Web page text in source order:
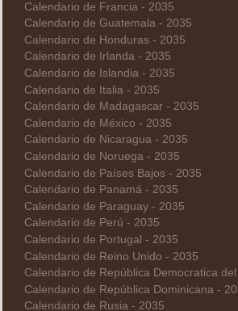
Calendario de Francia - 2035
Calendario de Guatemala - 2035
Calendario de Honduras - 2035
Calendario de Irlanda - 2035
Calendario de Islandia - 2035
Calendario de Italia - 2035
Calendario de Madagascar - 2035
Calendario de México - 2035
Calendario de Nicaragua - 2035
Calendario de Noruega - 2035
Calendario de Países Bajos - 2035
Calendario de Panamá - 2035
Calendario de Paraguay - 2035
Calendario de Perú - 2035
Calendario de Portugal - 2035
Calendario de Reino Unido - 2035
Calendario de República Democratica
Calendario de República Dominicana -
Calendario de Rusia - 2035